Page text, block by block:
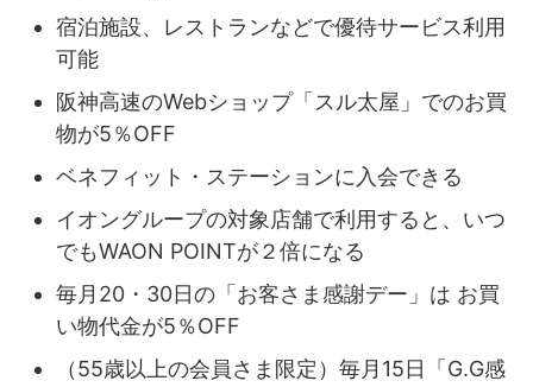
宿泊施設、レストランなどで優待サービス利用
可能
阪神高速のWebショップ「スル太屋」でのお買
物が5％OFF
ベネフィット・ステーションに入会できる
イオングループの対象店舗で利用すると、いつ
でもWAON POINTが２倍になる
毎月20・30日の「お客さま感謝デー」は お買
い物代金が5％OFF
（55歳以上の会員さま限定）毎月15日「G.G感